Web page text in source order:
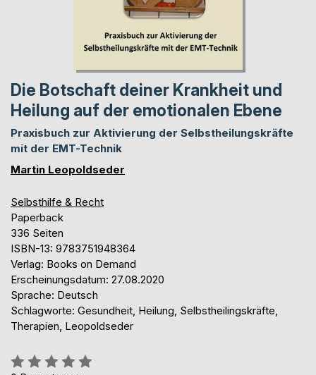
Die Botschaft deiner Krankheit und
Heilung auf der emotionalen Ebene
Praxisbuch zur Aktivierung der Selbstheilungskräfte
mit der EMT-Technik
Martin Leopoldseder
Selbsthilfe & Recht
Paperback
336 Seiten
ISBN-13: 9783751948364
Verlag: Books on Demand
Erscheinungsdatum: 27.08.2020
Sprache: Deutsch
Schlagworte: Gesundheit, Heilung, Selbstheilingskräfte,
Therapien, Leopoldseder
Bewertung::